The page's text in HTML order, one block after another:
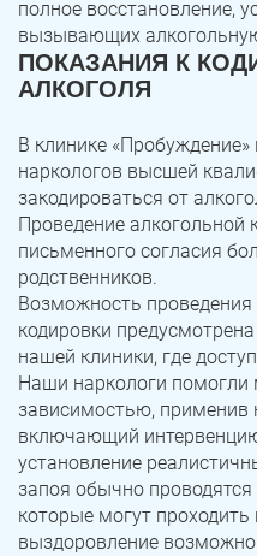
полное восстановление,
вызывающих
ПОКАЗАНИЯ К
АЛКОГОЛЯ
В клинике
наркологов высшей
закодироваться от
Проведение алкогольной
письменного согласия
родственников.
Возможность
кодировки
нашей клиники, где
Наши наркологи
зависимостью, применив
включающий
установление
запоя обычно
которые могут
выздоровление